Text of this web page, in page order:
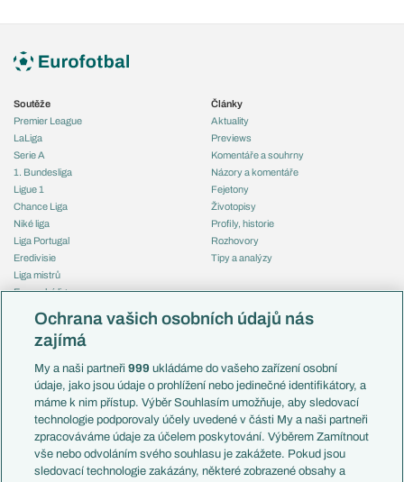
Soutěže
Premier League
LaLiga
Serie A
1. Bundesliga
Ligue 1
Chance Liga
Niké liga
Liga Portugal
Eredivisie
Liga mistrů
Evropská liga
Mistrovství světa
Liga národů
Témata
Představení týmů MS
EuroSkauting
PL v kostce
Evropské koeficienty
Přestupy
Články
Aktuality
Previews
Komentáře a souhrny
Názory a komentáře
Fejetony
Životopisy
Profily, historie
Rozhovory
Tipy a analýzy
Česko
Francie
Itálie
Německo
Španělsko
Argentina
Brazílie
Ochrana vašich osobních údajů nás
zajímá
My a naši partneři999 ukládáme do vašeho zařízení osobní
údaje, jako jsou údaje o prohlížení nebo jedinečné identifikátory, a
máme k nim přístup. Výběr Souhlasím umožňuje, aby sledovací
technologie podporovaly účely uvedené v části My a naši partneři
zpracováváme údaje za účelem poskytování. Výběrem Zamítnout
vše nebo odvoláním svého souhlasu je zakážete. Pokud jsou
sledovací technologie zakázány, některé zobrazené obsahy a